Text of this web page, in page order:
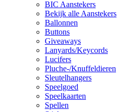
BIC Aanstekers
Bekijk alle Aanstekers
Ballonnen
Buttons
Giveaways
Lanyards/Keycords
Lucifers
Pluche-/Knuffeldieren
Sleutelhangers
Speelgoed
Speelkaarten
Spellen